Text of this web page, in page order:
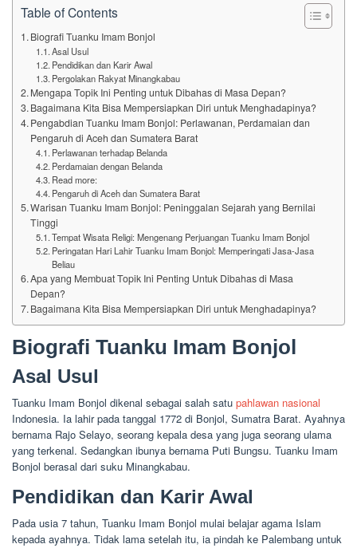
Table of Contents
Biografi Tuanku Imam Bonjol
Asal Usul
Pendidikan dan Karir Awal
Pergolakan Rakyat Minangkabau
Mengapa Topik Ini Penting untuk Dibahas di Masa Depan?
Bagaimana Kita Bisa Mempersiapkan Diri untuk Menghadapinya?
Pengabdian Tuanku Imam Bonjol: Perlawanan, Perdamaian dan
Pengaruh di Aceh dan Sumatera Barat
Perlawanan terhadap Belanda
Perdamaian dengan Belanda
Read more:
Pengaruh di Aceh dan Sumatera Barat
Warisan Tuanku Imam Bonjol: Peninggalan Sejarah yang Bernilai
Tinggi
Tempat Wisata Religi: Mengenang Perjuangan Tuanku Imam Bonjol
Peringatan Hari Lahir Tuanku Imam Bonjol: Memperingati Jasa-Jasa
Beliau
Apa yang Membuat Topik Ini Penting Untuk Dibahas di Masa
Depan?
Bagaimana Kita Bisa Mempersiapkan Diri untuk Menghadapinya?
Biografi Tuanku Imam Bonjol
Asal Usul
Tuanku Imam Bonjol dikenal sebagai salah satu pahlawan nasional
Indonesia. Ia lahir pada tanggal 1772 di Bonjol, Sumatra Barat. Ayahnya
bernama Rajo Selayo, seorang kepala desa yang juga seorang ulama
yang terkenal. Sedangkan ibunya bernama Puti Bungsu. Tuanku Imam
Bonjol berasal dari suku Minangkabau.
Pendidikan dan Karir Awal
Pada usia 7 tahun, Tuanku Imam Bonjol mulai belajar agama Islam
kepada ayahnya. Tidak lama setelah itu, ia pindah ke Palembang untuk